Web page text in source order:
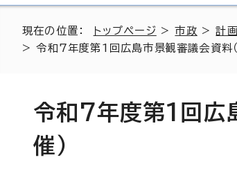
現在の位置： トップページ >市政 >計
> 令和7年度第1回広島市景観審議会資料
令和7年度第1回広
催）